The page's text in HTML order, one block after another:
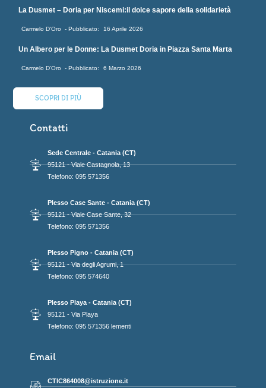
La Dusmet – Doria per Niscemi:il dolce sapore della solidarietà
Carmelo D'Oro 16 Aprile 2026
Un Albero per le Donne: La Dusmet Doria in Piazza Santa Marta
Carmelo D'Oro 6 Marzo 2026
SCOPRI DI PIÙ
Contatti
Sede Centrale - Catania (CT)
95121 - Viale Castagnola, 13
Telefono: 095 571356
Plesso Case Sante - Catania (CT)
95121 - Viale Case Sante, 32
Telefono: 095 571356
Plesso Pigno - Catania (CT)
95121 - Via degli Agrumi, 1
Telefono: 095 574640
Plesso Playa - Catania (CT)
95121 - Via Playa
Telefono: 095 571356 lementi
Email
CTIC864008@istruzione.it